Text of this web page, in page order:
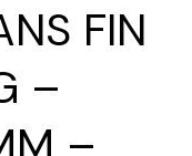
FIN
–